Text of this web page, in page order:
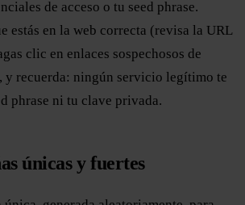
de acceso o tu seed phrase.
estás en la web correcta (revisa la URL
clic en enlaces sospechosos de
y recuerda: ningún servicio legítimo te
phrase ni tu clave privada.
únicas y fuertes